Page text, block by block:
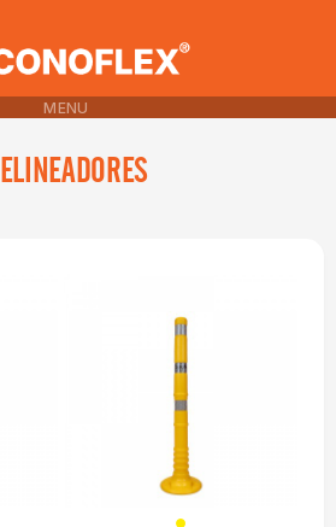
MENU
DELINEADORES